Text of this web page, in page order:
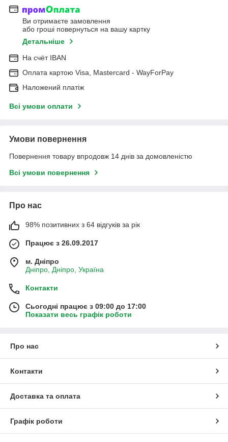
Ви отримаєте замовлення
або гроші повернуться на вашу картку
Детальніше
На cчёт IBAN
Оплата картою Visa, Mastercard - WayForPay
Наложений платіж
Всі умови оплати
Умови повернення
Повернення товару впродовж 14 днів за домовленістю
Всі умови повернення
Про нас
98% позитивних з 64 відгуків за рік
Працює з 26.09.2017
м. Дніпро
Дніпро, Дніпро, Україна
Контакти
Сьогодні працює з 09:00 до 17:00
Показати весь графік роботи
Про нас
Контакти
Доставка та оплата
Графік роботи